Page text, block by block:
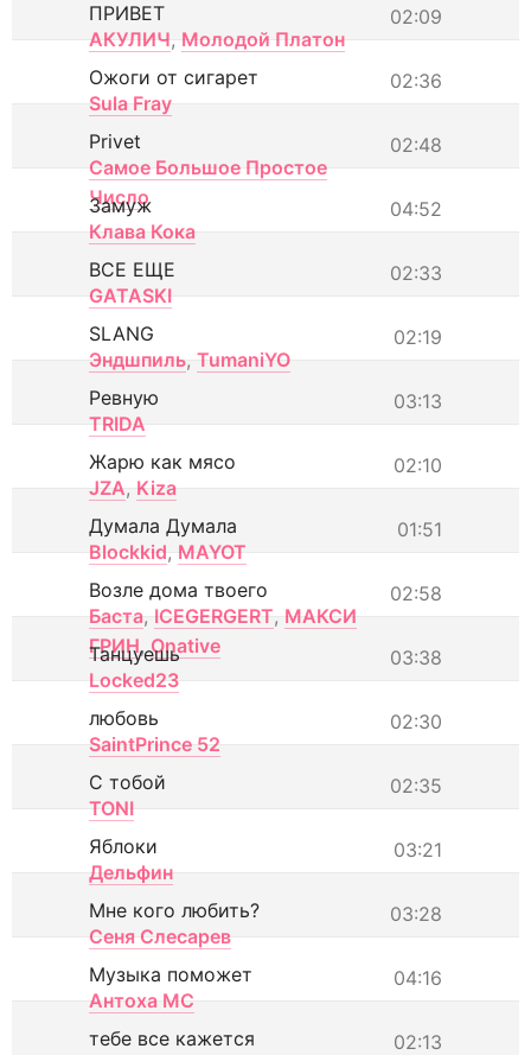
02:09
ПРИВЕТ
АКУЛИЧ, Молодой Платон
02:36
Ожоги от сигарет
Sula Fray
02:48
Privet
Самое Большое Простое
Число
04:52
Замуж
Клава Кока
02:33
ВСЕ ЕЩЕ
GATASKI
02:19
SLANG
Эндшпиль, TumaniYO
03:13
Ревную
TRIDA
02:10
Жарю как мясо
JZA, Kiza
01:51
Думала Думала
Blockkid, MAYOT
02:58
Возле дома твоего
Баста, ICEGERGERT, МАКСИ
ГРИН, Onative 03:38
Танцуешь
Locked23
02:30
любовь
SaintPrince 52
02:35
С тобой
TONI
03:21
Яблоки
Дельфин
03:28
Мне кого любить?
Сеня Слесарев
04:16
Музыка поможет
Антоха МС
02:13
тебе все кажется